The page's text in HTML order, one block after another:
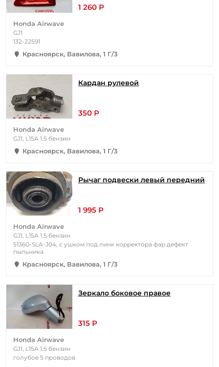
1 260 Р
Honda Airwave
GJ1
132-22591
Красноярск, Вавилова, 1 Г/3
Кардан рулевой
350 Р
Honda Airwave
GJ1, L15A 1.5 бензин
Красноярск, Вавилова, 1 Г/3
Рычаг подвески левый передний
1 995 Р
Honda Airwave
GJ1, L15A 1.5 бензин
51360-SLA-J04, с ушком под линк корректора фар дефект
пыльника
Красноярск, Вавилова, 1 Г/3
Зеркало боковое правое
315 Р
Honda Airwave
GJ1, L15A 1.5 бензин
голубое 5 проводов